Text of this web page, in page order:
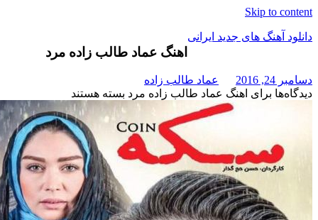
Skip
های جدید ایرانی
اهنگ عماد طالب زاده مرد
عماد طالب زاده
برای اهنگ عماد طالب زاده مرد بسته هستند